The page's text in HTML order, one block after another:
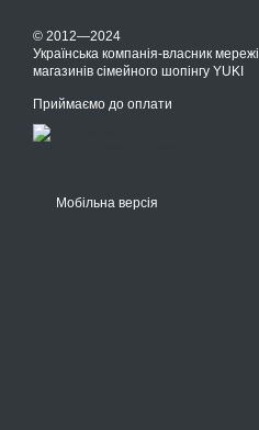
© 2012—2024
Українська компанія-власник мережі
магазинів сімейного шопінгу YUKI
Приймаємо до оплати
Мобільна версія